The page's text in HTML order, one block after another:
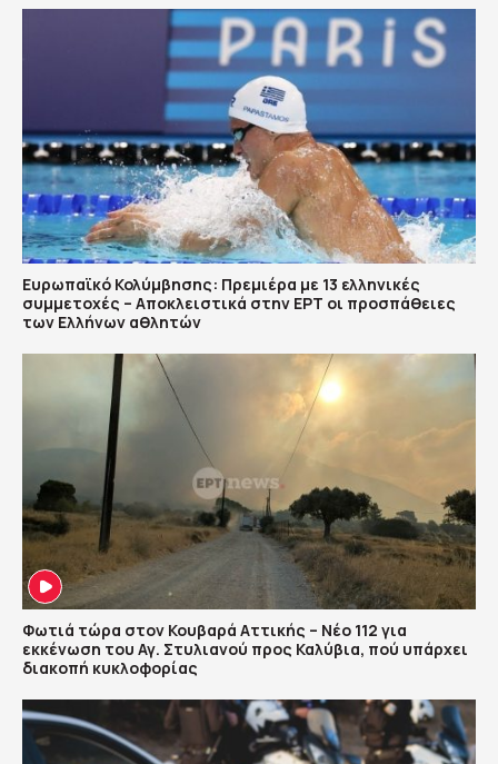
Ευρωπαϊκό Κολύμβησης: Πρεμιέρα με 13 ελληνικές
συμμετοχές – Αποκλειστικά στην ΕΡΤ οι προσπάθειες
των Ελλήνων αθλητών
Φωτιά τώρα στον Κουβαρά Αττικής – Νέο 112 για
εκκένωση του Αγ. Στυλιανού προς Καλύβια, πού υπάρχει
διακοπή κυκλοφορίας